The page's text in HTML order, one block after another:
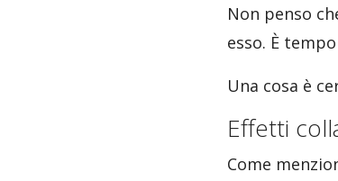
Non penso
esso. È
Una cosa è
Effetti
Come